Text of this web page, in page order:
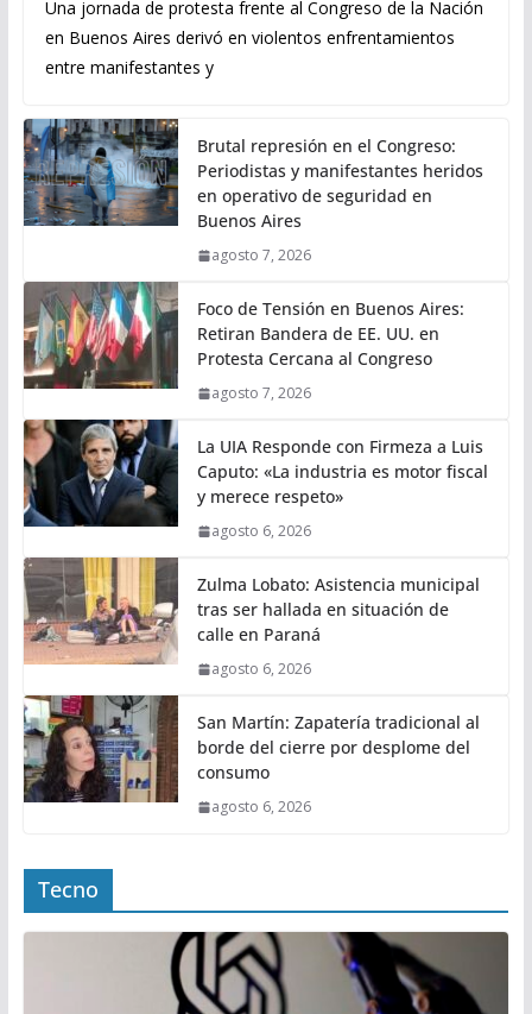
Una jornada de protesta frente al Congreso de la Nación
en Buenos Aires derivó en violentos enfrentamientos
entre manifestantes y
Brutal represión en el Congreso:
Periodistas y manifestantes heridos
en operativo de seguridad en
Buenos Aires
agosto 7, 2026
Foco de Tensión en Buenos Aires:
Retiran Bandera de EE. UU. en
Protesta Cercana al Congreso
agosto 7, 2026
La UIA Responde con Firmeza a Luis
Caputo: «La industria es motor fiscal
y merece respeto»
agosto 6, 2026
Zulma Lobato: Asistencia municipal
tras ser hallada en situación de
calle en Paraná
agosto 6, 2026
San Martín: Zapatería tradicional al
borde del cierre por desplome del
consumo
agosto 6, 2026
Tecno